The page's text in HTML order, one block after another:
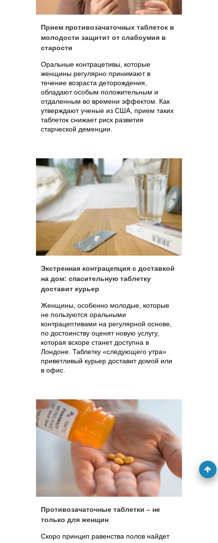
Прием противозачаточных таблеток в
молодости защитит от слабоумия в
старости
Оральные контрацетивы, которые
женщины регулярно принимают в
течение возраста деторождения,
обладают особым положительным и
отдаленным во времени эффектом. Как
утверждают ученые из США, прием таких
таблеток снижает риск развития
старческой деменции.
Экстренная контрацепция с доставкой
на дом: спасительную таблетку
доставит курьер
Женщины, особенно молодые, которые
не пользуются оральными
контрацептивами на регулярной основе,
по достоинству оценят новую услугу,
которая вскоре станет доступна в
Лондоне. Таблетку «следующего утра»
приветливый курьер доставит домой или
в офис.
Противозачаточные таблетки – не
только для женщин
Скоро принцип равенства полов найдет